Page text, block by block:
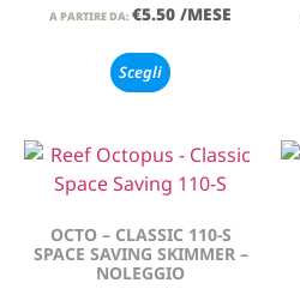
A PARTIRE DA: €5.50 /MESE
Scegli
OCTO – CLASSIC 110-S
SPACE SAVING SKIMMER –
NOLEGGIO